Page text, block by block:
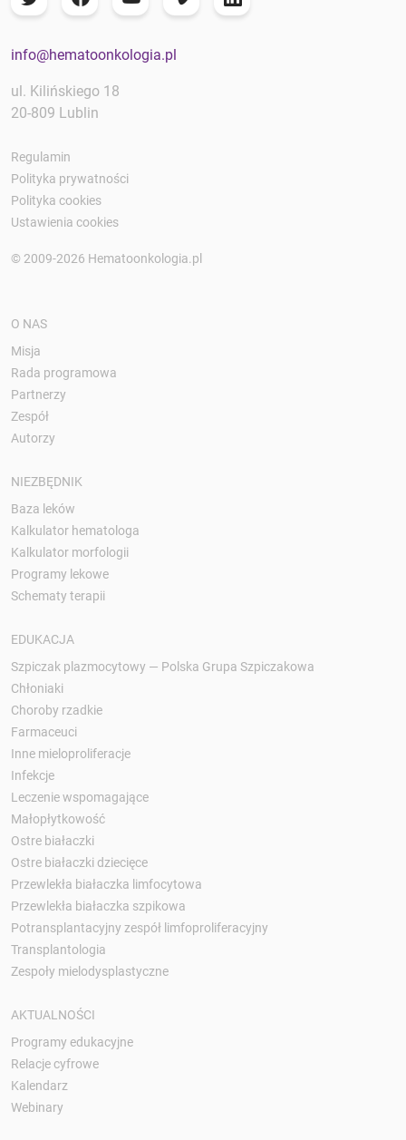
info@hematoonkologia.pl
ul. Kilińskiego 18
20-809 Lublin
Regulamin
Polityka prywatności
Polityka cookies
Ustawienia cookies
© 2009-2026 Hematoonkologia.pl
O NAS
Misja
Rada programowa
Partnerzy
Zespół
Autorzy
NIEZBĘDNIK
Baza leków
Kalkulator hematologa
Kalkulator morfologii
Programy lekowe
Schematy terapii
EDUKACJA
Szpiczak plazmocytowy — Polska Grupa Szpiczakowa
Chłoniaki
Choroby rzadkie
Farmaceuci
Inne mieloproliferacje
Infekcje
Leczenie wspomagające
Małopłytkowość
Ostre białaczki
Ostre białaczki dziecięce
Przewlekła białaczka limfocytowa
Przewlekła białaczka szpikowa
Potransplantacyjny zespół limfoproliferacyjny
Transplantologia
Zespoły mielodysplastyczne
AKTUALNOŚCI
Programy edukacyjne
Relacje cyfrowe
Kalendarz
Webinary